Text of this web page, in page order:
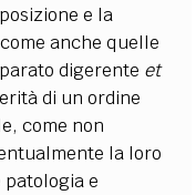
e la
anche quelle
digerente et
di un ordine
come non
la loro
patologia e